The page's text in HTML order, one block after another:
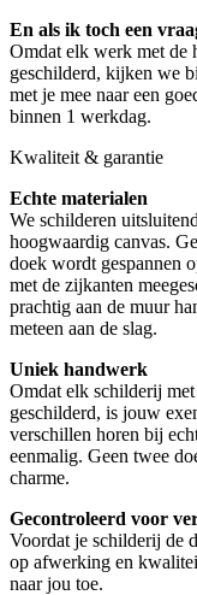
En als ik toch een
Omdat elk werk met de
geschilderd, kijken we
met je mee naar een
binnen 1 werkdag.
Kwaliteit & garantie
Echte materialen
We schilderen
hoogwaardig canvas.
doek wordt gespannen
met de zijkanten
prachtig aan de muur
meteen aan de slag.
Uniek handwerk
Omdat elk schilderij
geschilderd, is jouw
verschillen horen bij
eenmalig. Geen twee
charme.
Gecontroleerd voor
Voordat je schilderij de
op afwerking en
naar jou toe.